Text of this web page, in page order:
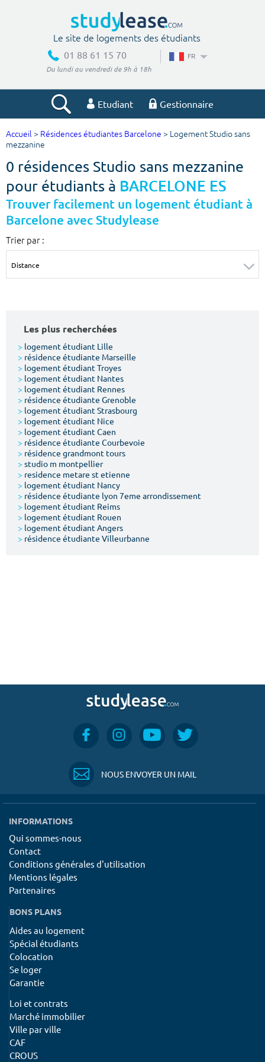
Le site de logements des étudiants
01 88 61 15 70
Du lundi au vendredi de 9h à 18h
FR
Etudiant Gestionnaire
Votre recherche
Ville, école
Budget min
€
Budget max
€
Surface min Surface max
Type de location
Votre date d'entrée
Chercher
Accueil > Résidences étudiantes Barcelone > Logement Studio sans
mezzanine
0 résidences Studio sans mezzanine
pour étudiants à BARCELONE ES
Trouver facilement un logement étudiant à
Barcelone avec Studylease
Trier par :
Les plus recherchées
> logement étudiant Lille
> résidence étudiante Marseille
> logement étudiant Troyes
> logement étudiant Nantes
> logement étudiant Rennes
> résidence étudiante Grenoble
> logement étudiant Strasbourg
> logement étudiant Nice
> logement étudiant Caen
> résidence étudiante Courbevoie
> résidence grandmont tours
> studio m montpellier
> residence metare st etienne
> logement étudiant Nancy
> résidence étudiante lyon 7eme arrondissement
> logement étudiant Reims
> logement étudiant Rouen
> logement étudiant Angers
> résidence étudiante Villeurbanne
NOUS ENVOYER UN MAIL
INFORMATIONS
Qui sommes-nous
Contact
Conditions générales d'utilisation
Mentions légales
Partenaires
BONS PLANS
Aides au logement
Spécial étudiants
Colocation
Se loger
Garantie
Loi et contrats
Marché immobilier
Ville par ville
CAF
CROUS